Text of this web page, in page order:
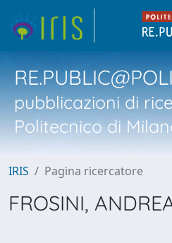
pubblicazioni di
Politecnico di
IRIS Pagina ricercatore
FROSINI,